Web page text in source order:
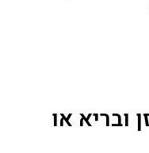
ובריא או